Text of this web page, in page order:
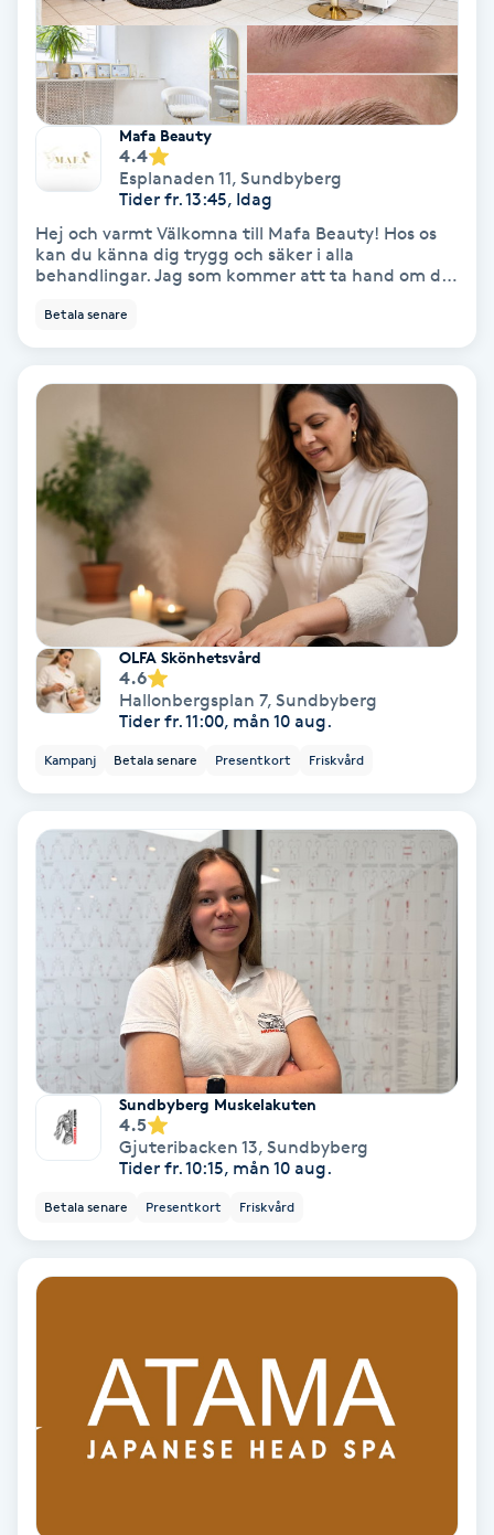
Ortopedi
Osteopati
Paraffinbehandling
Pedikyr
Pensionärklippning
Permanent
Permanent ögonbrynsmakeup
Personal shopper
Personlig tränare
Picolaser
Piercing
Pigmentfläckar
Plastikkirurgi
Powder brows
Power Yoga
PRP (Platelet Rich Plasma)
PRX-T33
Psoriasis
Radiofrekvens
Rakning
Mafa Beauty
4.4
Esplanaden 11, Sundbyberg
Tider fr. 13:45, Idag
Hej och varmt Välkomna till Mafa Beauty! Hos os
kan du känna dig trygg och säker i alla
behandlingar. Jag som kommer att ta hand om dig
behandling jag utför. Jag sätter alltid kunden i
och brinner verkligen för skönhet. Ni kan enkelt
boka tid hos mig via bokadirekt eller ringa till mig.
Besök gärna min instagram för före och efter
bilder och även unika erbjudande. Varmt
välkomna. -Fahime
Betala senare
OLFA Skönhetsvård
4.6
Hallonbergsplan 7, Sundbyberg
Tider fr. 11:00, mån 10 aug.
Kampanj Betala senare Presentkort Friskvård
Sundbyberg Muskelakuten
4.5
Gjuteribacken 13, Sundbyberg
Tider fr. 10:15, mån 10 aug.
Betala senare Presentkort Friskvård